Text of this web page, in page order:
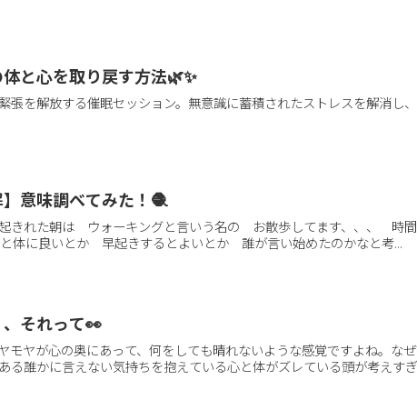
と心を取り戻す方法🌿✨
張を解放する催眠セッション。無意識に蓄積されたストレスを解消し
意味調べてみた！🧶
きれた朝は ウォーキングと言いう名の お散歩してます、、、 時
体に良いとか 早起きするとよいとか 誰が言い始めたのかなと考...
それって👀
モヤが心の奥にあって、何をしても晴れないような感覚ですよね。な
る誰かに言えない気持ちを抱えている心と体がズレている頭が考えす